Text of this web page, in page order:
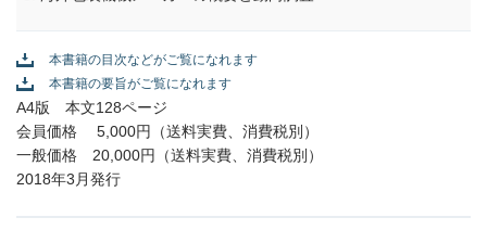
本書籍の目次などがご覧になれます
本書籍の要旨がご覧になれます
A4版 本文128ページ
会員価格 5,000円（送料実費、消費税別）
一般価格 20,000円（送料実費、消費税別）
2018年3月発行